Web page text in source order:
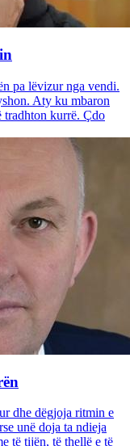
pa lëvizur nga vendi.
Aty ku mbaron
kurrë. Çdo
dhe dëgjoja ritmin e
unë doja ta ndieja
të tijën, të thellë e të